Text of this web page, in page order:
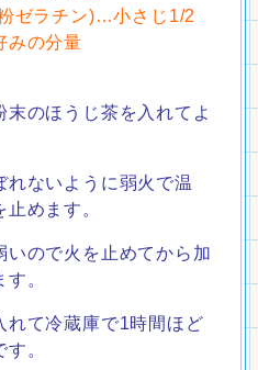
ゼラチン)…小さじ1/2
みの分量
のほうじ茶を入れてよ
ないように弱火で温
めます。
ので火を止めてから加
。
て冷蔵庫で1時間ほど
。